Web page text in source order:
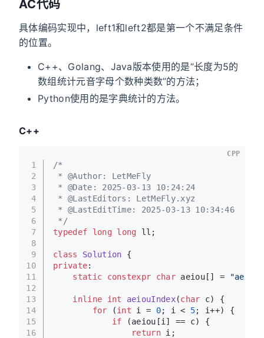
AC代码
具体编码实现中，left1和left2都是第一个不满足条件
的位置。
C++、Golang、Java版本使用的是“长度为5的
数组统计元音字母个数种类数”的方法；
Python使用的是字典统计的方法。
C++
1
2
3
4
5
6
7
8
9
10
11
12
13
14
15
16
/*
* @Author: LetMeFly
* @Date: 2025-03-13 10:24:24
* @LastEditors: LetMeFly.xyz
* @LastEditTime: 2025-03-13 10:34:46
*/
typedef
long long ll;
class Solution {
private:
static
constexpr char aeiou[] = "aeiou"
inline int aeiouIndex(char c)
{
for (int i = 0; i < 5; i++) {
if (aeiou[i] == c) {
return i;
CPP